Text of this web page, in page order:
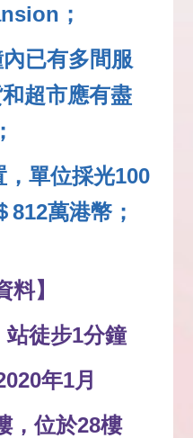
；
已有多間服
超市應有盡
單位採光100
812萬港幣；
料】
徒步1分鐘
年1月
，位於28樓